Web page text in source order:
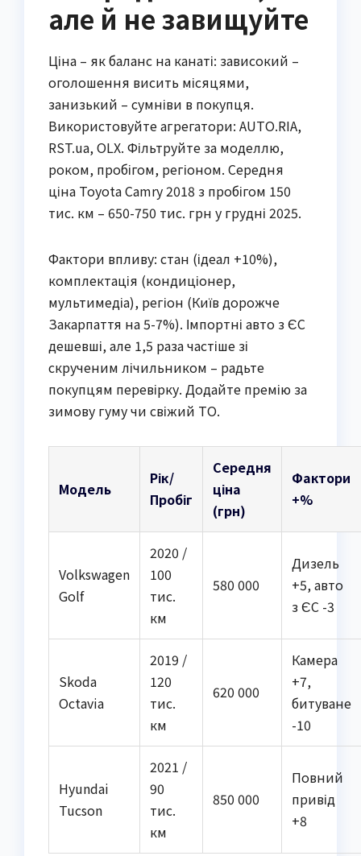
але й не завищуйте
Ціна – як баланс на канаті: зависокий –
оголошення висить місяцями,
занизький – сумніви в покупця.
Використовуйте агрегатори: AUTO.RIA,
RST.ua, OLX. Фільтруйте за моделлю,
роком, пробігом, регіоном. Середня
ціна Toyota Camry 2018 з пробігом 150
тис. км – 650-750 тис. грн у грудні 2025.
Фактори впливу: стан (ідеал +10%),
комплектація (кондиціонер,
мультимедіа), регіон (Київ дорожче
Закарпаття на 5-7%). Імпортні авто з ЄС
дешевші, але 1,5 раза частіше зі
скрученим лічильником – радьте
покупцям перевірку. Додайте премію за
зимову гуму чи свіжий ТО.
Модель
Рік/
Пробіг
Середня
ціна
(грн)
Фактори
+%
Volkswagen
Golf
2020 /
100
тис.
км
580 000
Дизель
+5, авто
з ЄС -3
Skoda
Octavia
2019 /
120
тис.
км
620 000
Камера
+7,
битуване
-10
Hyundai
Tucson
2021 /
90
тис.
км
850 000
Повний
привід
+8